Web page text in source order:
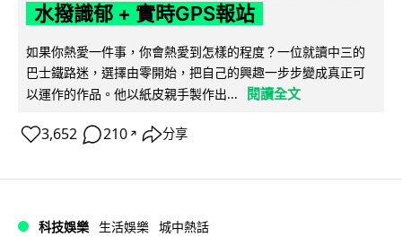
水撥識郁 + 實時GPS報站
如果你熱愛一件事，你會熱愛到怎樣的程度？一位就讀中三的
巴士鐵路迷，選擇由零開始，把自己的興趣一步步變成真正可
以運作的作品。他以紙皮親手製作出...
閱讀全文
3,652 210 ↗ 分享
科技娛樂 生活娛樂 城中熱話